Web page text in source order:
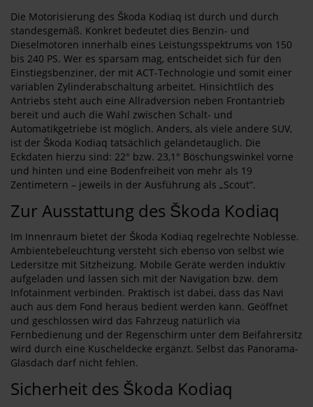
Die Motorisierung des Škoda Kodiaq ist durch und durch
standesgemäß. Konkret bedeutet dies Benzin- und
Dieselmotoren innerhalb eines Leistungsspektrums von 150
bis 240 PS. Wer es sparsam mag, entscheidet sich für den
Einstiegsbenziner, der mit ACT-Technologie und somit einer
variablen Zylinderabschaltung arbeitet. Hinsichtlich des
Antriebs steht auch eine Allradversion neben Frontantrieb
bereit und auch die Wahl zwischen Schalt- und
Automatikgetriebe ist möglich. Anders, als viele andere SUV,
ist der Škoda Kodiaq tatsächlich geländetauglich. Die
Eckdaten hierzu sind: 22° bzw. 23,1° Böschungswinkel vorne
und hinten und eine Bodenfreiheit von mehr als 19
Zentimetern – jeweils in der Ausführung als „Scout“.
Zur Ausstattung des Škoda Kodiaq
Im Innenraum bietet der Škoda Kodiaq regelrechte Noblesse.
Ambientebeleuchtung versteht sich ebenso von selbst wie
Ledersitze mit Sitzheizung. Mobile Geräte werden induktiv
aufgeladen und lassen sich mit der Navigation bzw. dem
Infotainment verbinden. Praktisch ist dabei, dass das Navi
auch aus dem Fond heraus bedient werden kann. Geöffnet
und geschlossen wird das Fahrzeug natürlich via
Fernbedienung und der Regenschirm unter dem Beifahrersitz
wird durch eine Kuscheldecke ergänzt. Selbst das Panorama-
Glasdach darf nicht fehlen.
Sicherheit des Škoda Kodiaq